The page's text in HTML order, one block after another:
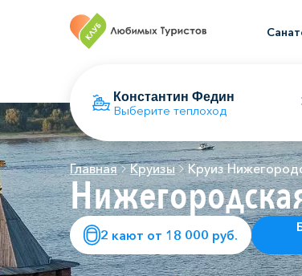
Выберите теплоход
Главная Круизы Круиз
2 кают от 18 000 руб.